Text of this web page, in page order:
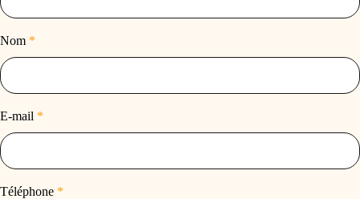
Nom *
E-mail *
Téléphone *